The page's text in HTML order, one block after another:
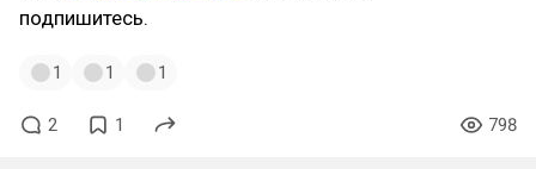
подпишитесь.
1 1 1
2 1 798